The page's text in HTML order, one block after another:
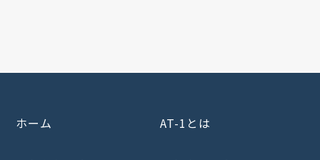
ホーム AT-1とは